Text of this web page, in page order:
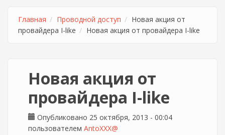
Главная Проводной доступ
Новая акция от
провайдера I-like
Новая акция от провайдера I-like
Новая акция от
провайдера I-like
Опубликовано 25 октября, 2013 - 00:04
пользователем AntoXXX@